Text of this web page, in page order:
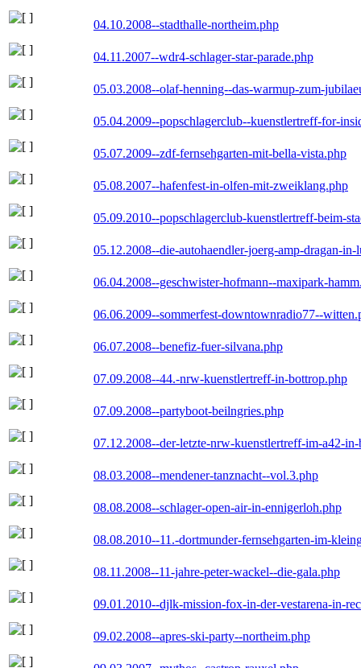
04.10.2008--stadthalle-northeim.php
04.11.2007--wdr4-schlager-star-parade.php
05.03.2008--olaf-henning--das-warmup-zum-
05.04.2009--popschlagerclub--kuenstlertreff-for-
05.07.2009--zdf-fernsehgarten-mit-bella-vista.php
05.08.2007--hafenfest-in-olfen-mit-zweiklang.php
05.09.2010--popschlagerclub-kuenstlertreff-beim-
05.12.2008--die-autohaendler-joerg-amp-dragan-in-
06.04.2008--geschwister-hofmann--maxipark-
06.06.2009--sommerfest-downtownradio77--
06.07.2008--benefiz-fuer-silvana.php
07.09.2008--44.-nrw-kuenstlertreff-in-bottrop.php
07.09.2008--partyboot-beilngries.php
07.12.2008--der-letzte-nrw-kuenstlertreff-im-a42-
08.03.2008--mendener-tanznacht--vol.3.php
08.08.2008--schlager-open-air-in-ennigerloh.php
08.08.2010--11.-dortmunder-fernsehgarten-im-
08.11.2008--11-jahre-peter-wackel--die-gala.php
09.01.2010--djlk-mission-fox-in-der-vestarena-in-
09.02.2008--apres-ski-party--northeim.php